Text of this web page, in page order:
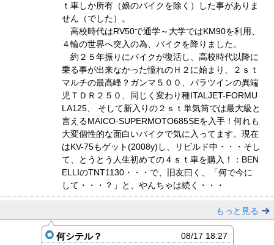
ｔ車しか所有（娘のバイクを除く）した事がありま
せん（でした）。
高校時代はRV50で通学～大学ではKM90を利用、
４輪の世界へ突入の為、バイクを降りました。
約２５年振りにバイクが復活し、高校時代以降に
乗る事が出来なかった憧れのＨ２に始まり、２ｓｔ
マルチの最高峰？ガンマ５００、パラツインの異端
児ＴＤＲ２５０、同じく変わり種ITALJET-FORMU
LA125、 そして新入りの２ｓｔ単気筒では最大級と
言えるMAICO-SUPERMOTO685SEを入手！何れも
大変個性的な面白いバイクで気に入ってます。現在
はKV-75もゲット(2008y)し、リビルド中・・・そし
て、とうとう人生初めての４ｓｔ車を購入！：BEN
ELLIのTNT1130・・・で、旧友曰く、「何で今に
して・・・？」と、やんちゃは続く・・・
もっと見る
何シテル？
08/17 18:27